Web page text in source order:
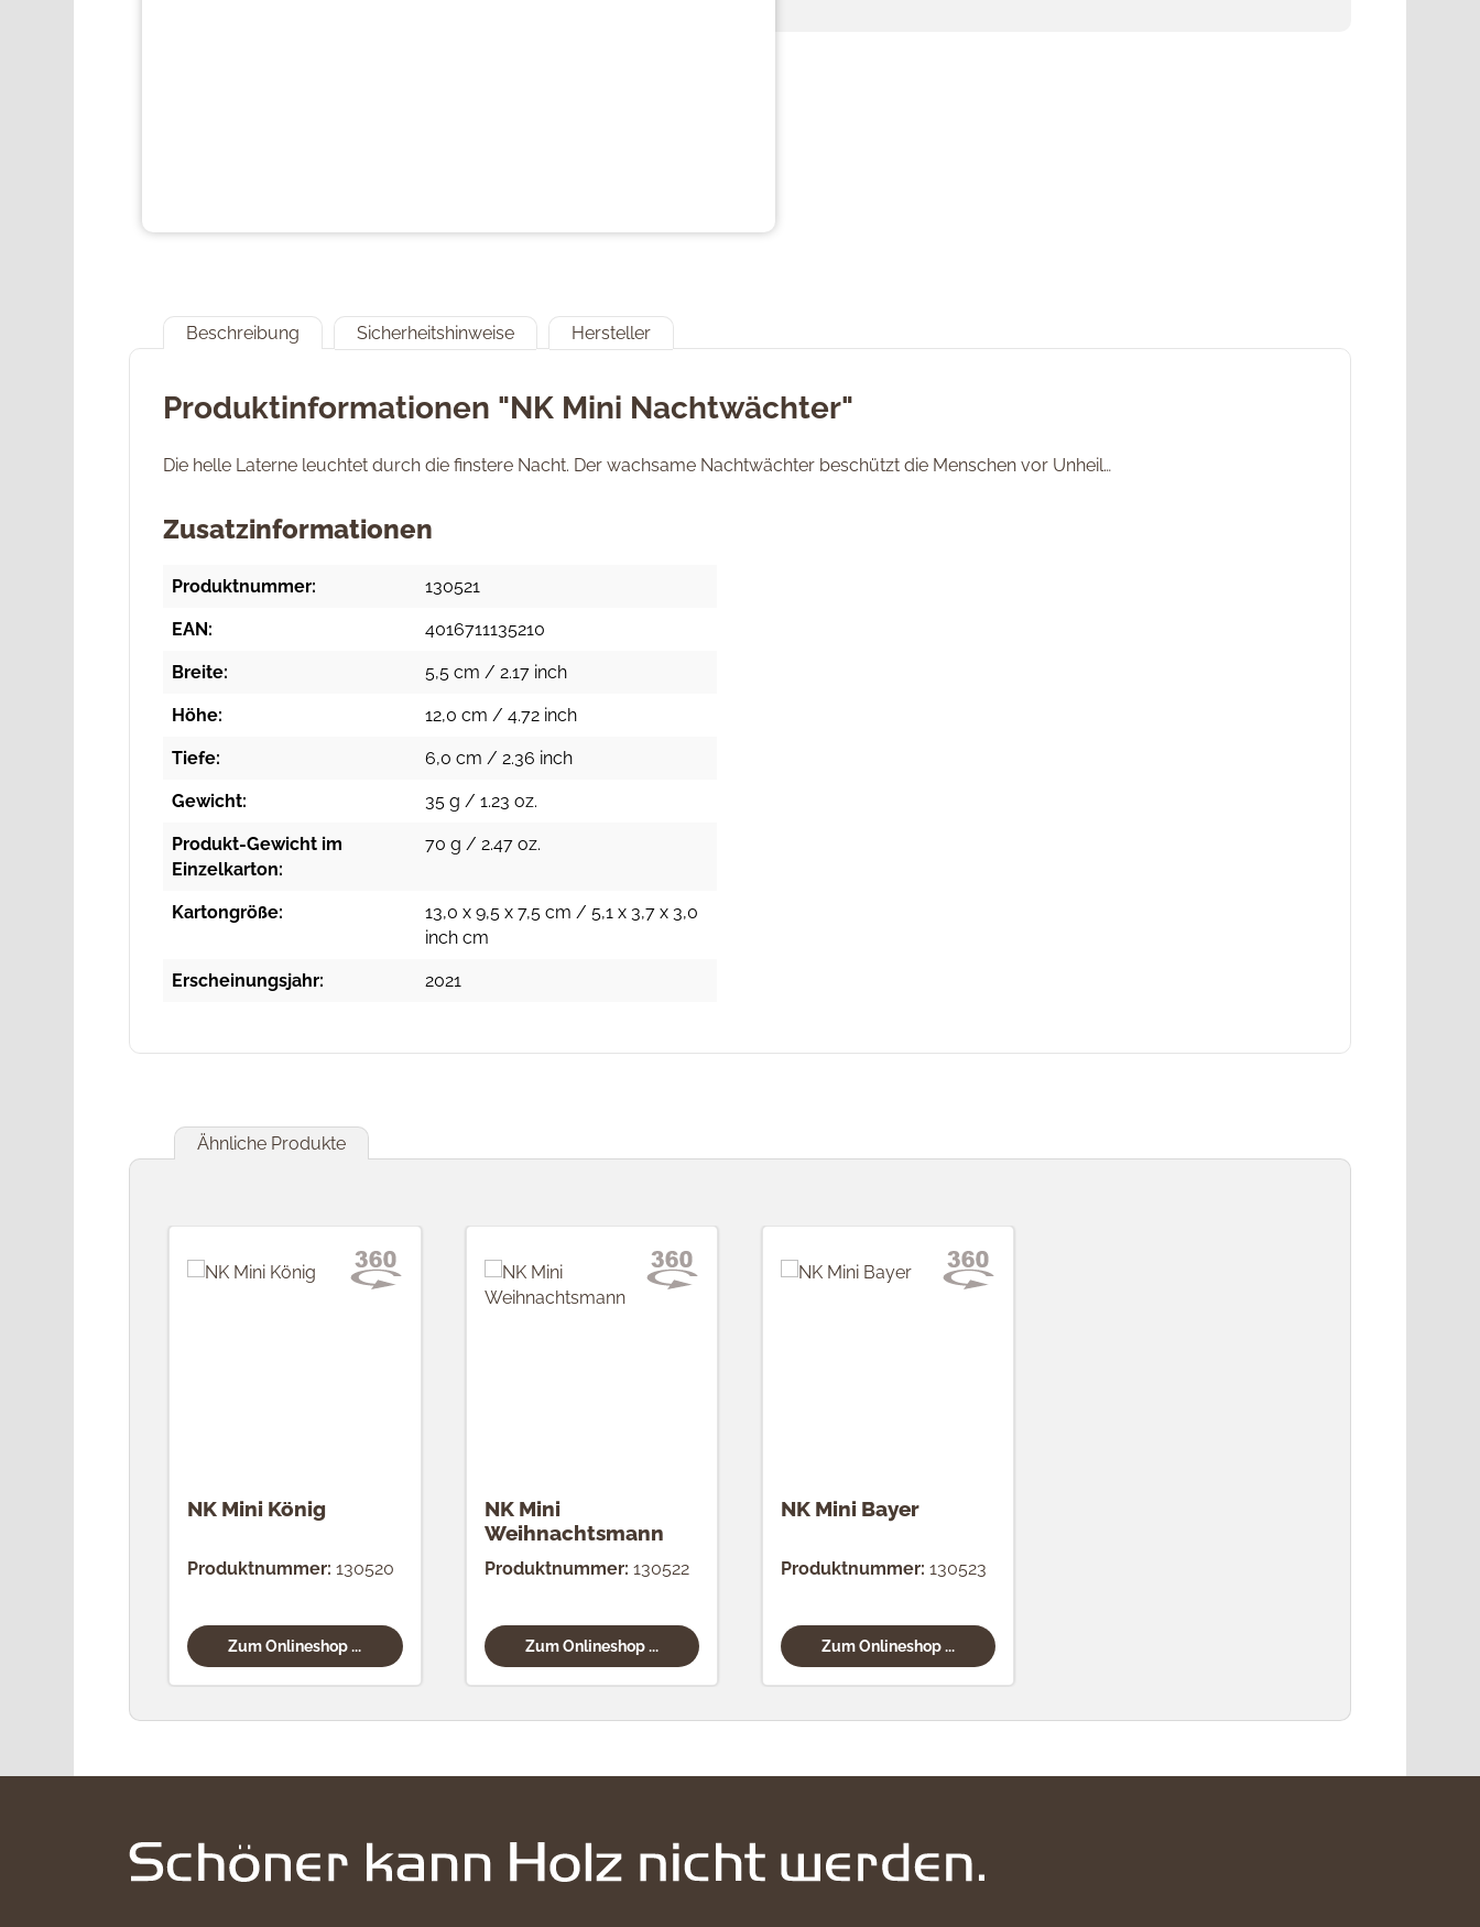
Beschreibung Sicherheitshinweise Hersteller
Produktinformationen "NK Mini Nachtwächter"
Die helle Laterne leuchtet durch die finstere Nacht. Der wachsame Nachtwächter beschützt die Menschen vor Unheil…
Zusatzinformationen
Produktnummer: 130521
EAN: 4016711135210
Breite: 5,5 cm / 2.17 inch
Höhe: 12,0 cm / 4.72 inch
Tiefe: 6,0 cm / 2.36 inch
Gewicht: 35 g / 1.23 oz.
Produkt-Gewicht im
Einzelkarton:
70 g / 2.47 oz.
Kartongröße:
13,0 x 9,5 x 7,5 cm / 5,1 x 3,7 x 3,0
inch cm
Erscheinungsjahr: 2021
Ähnliche Produkte
NK Mini König
Produktnummer: 130520
Zum Onlineshop ...
NK Mini
Weihnachtsmann
Produktnummer: 130522
Zum Onlineshop ...
NK Mini Bayer
Produktnummer: 130523
Zum Onlineshop ...